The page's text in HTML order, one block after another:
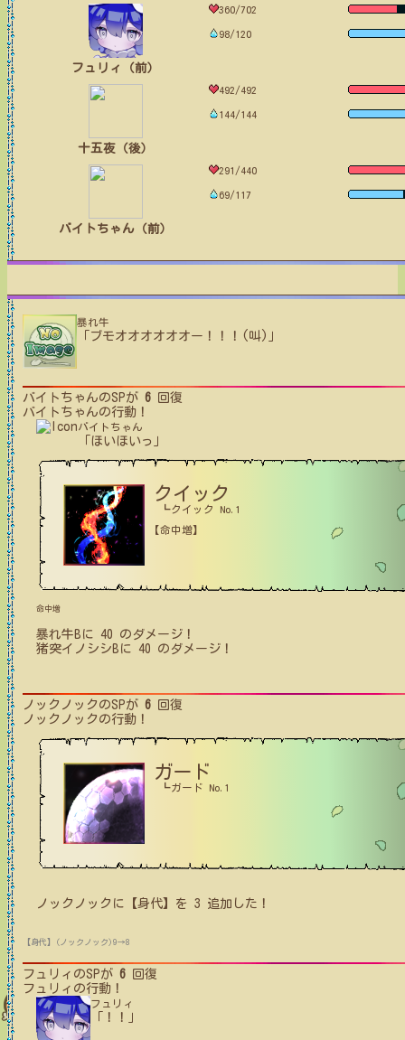
フュリィ（前）
360/702
98/120
十五夜（後）
492/492
144/144
バイトちゃん（前）
291/440
69/117
暴れ牛
「ブモオオオオオオー！！！(叫)」
バイトちゃんのSPが 6 回復
バイトちゃんの行動！
バイトちゃん
「ほいほいっ」
クイック
┗クイック No.1
【命中増】
命中増
暴れ牛B に 40 のダメージ！
猪突イノシシB に 40 のダメージ！
ノックノック のSPが 6 回復
ノックノック の行動！
ガード
┗ガード No.1
ノックノック に【身代】を 3 追加した！
【身代】(ノックノック)9→8
フュリィ のSPが 6 回復
フュリィ の行動！
フュリィ
「！！」